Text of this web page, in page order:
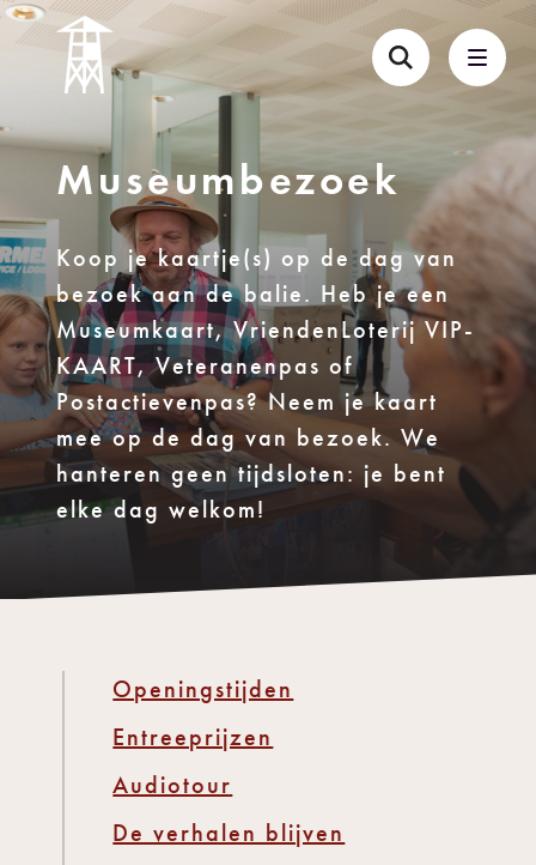
Museumbezoek
Koop je kaartje(s) op de dag van
bezoek aan de balie. Heb je een
Museumkaart, VriendenLoterij VIP-
KAART, Veteranenpas of
Postactievenpas? Neem je kaart
mee op de dag van bezoek. We
hanteren geen tijdsloten: je bent
elke dag welkom!
Openingstijden
Entreeprijzen
Audiotour
De verhalen blijven